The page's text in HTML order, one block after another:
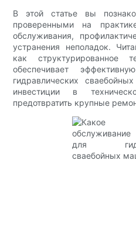
В этой статье вы
проверенными на
обслуживания,
устранения неполадок.
как структурированное
обеспечивает
гидравлических
инвестиции в
предотвратить крупные